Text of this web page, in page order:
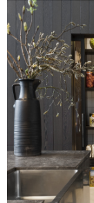
Image